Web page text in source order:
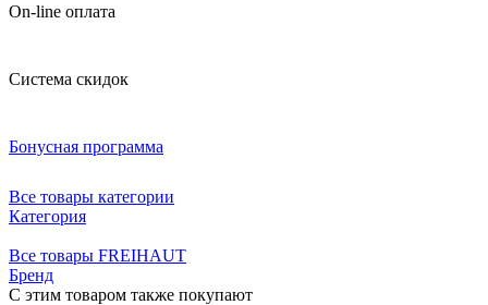
On-line оплата
Система скидок
Бонусная программа
Все товары категории
Категория
Все товары FREIHAUT
Бренд
C этим товаром также покупают